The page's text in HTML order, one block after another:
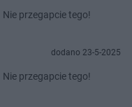
przegapcie tego!
dodano 23-5-2025
przegapcie tego!